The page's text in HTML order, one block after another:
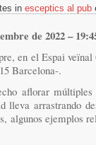
in esceptics al pub
de 2022 –
en el Espai
Barcelona-.
aflorar
lleva arrastrando
algunos ejemplos